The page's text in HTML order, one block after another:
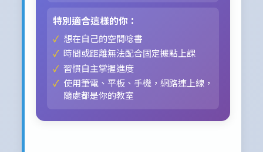
特別適合這樣的你：
想在自己的空間唸書
時間或距離無法配合固定據點上課
習慣自主掌握進度
使用筆電、平板、手機，網路連上線，
隨處都是你的教室